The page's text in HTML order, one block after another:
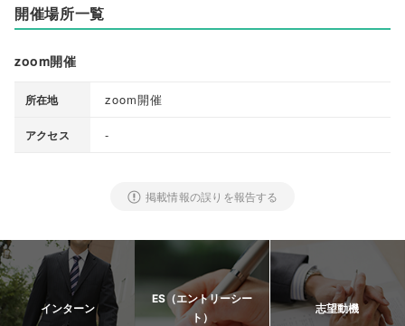
開催場所一覧
zoom開催
所在地 zoom開催
アクセス -
掲載情報の誤りを報告する
インターン
ES（エントリーシー
ト）
志望動機